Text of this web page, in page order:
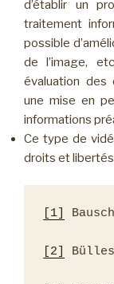
d’établir un
traitement
possible
de l’image,
évaluation des
une mise en
informations
Ce type de
droits et
[1]
[2]